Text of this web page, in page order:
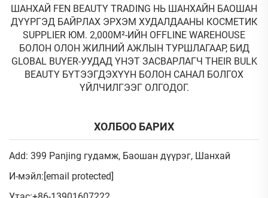
ШАНХАЙ FEN BEAUTY TRADING НЬ ШАНХАЙН БАОШАН
ДҮҮРГЭД БАЙРЛАХ ЭРХЭМ ХУДАЛДААНЫ КОСМЕТИК
SUPPLIER ЮМ. 2,000М²-ИЙН OFFLINE WAREHOUSE
БОЛОН ОЛОН ЖИЛНИЙ АЖЛЫН ТУРШЛАГААР, БИД
GLOBAL BUYER-УУДАД ҮНЭТ ЗАСВАРЛАГЧ THEIR BULK
BEAUTY БҮТЭЭГДЭХҮҮН БОЛОН САНАЛ БОЛГОХ
ҮЙЛЧИЛГЭЭГ ОЛГОДОГ.
ХОЛБОО БАРИХ
Add: 399 Panjing гудамж, Баошан дүүрэг, Шанхай
И-мэйл: [email protected]